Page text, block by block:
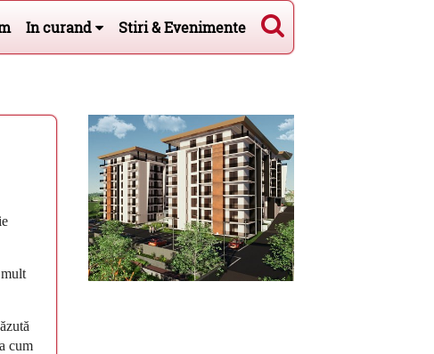
In curand Stiri & Evenimente
cum